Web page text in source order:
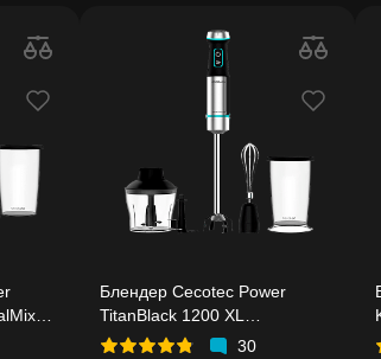
Блендер Cecotec Power
TitanBlack 1200 XL
Cream&Crush (CCTC-04292)
30